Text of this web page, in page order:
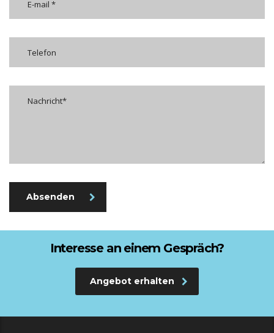
Absenden
Interesse an einem Gespräch?
Angebot erhalten